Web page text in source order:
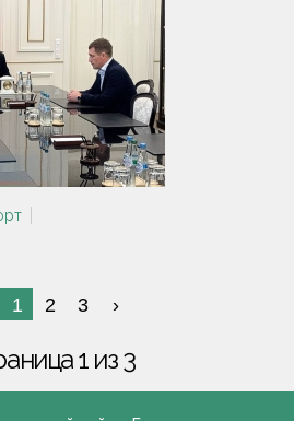
1 2 3
1 из 3